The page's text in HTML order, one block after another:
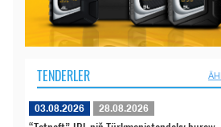
TENDERLER
03.08.2026 28.08.2026